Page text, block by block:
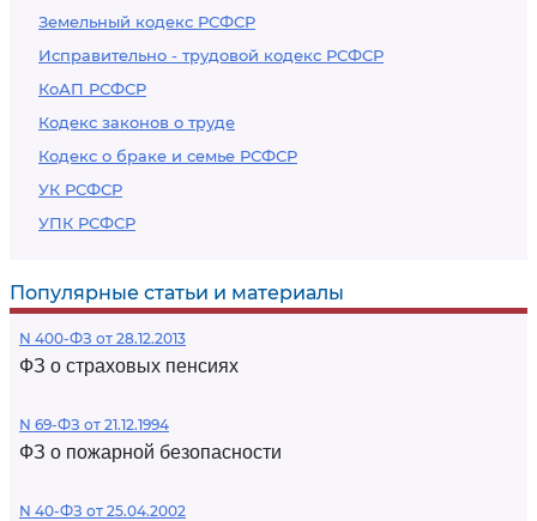
Земельный кодекс РСФСР
Исправительно - трудовой кодекс РСФСР
КоАП РСФСР
Кодекс законов о труде
Кодекс о браке и семье РСФСР
УК РСФСР
УПК РСФСР
Популярные статьи и материалы
N 400-ФЗ от 28.12.2013
ФЗ о страховых пенсиях
N 69-ФЗ от 21.12.1994
ФЗ о пожарной безопасности
N 40-ФЗ от 25.04.2002